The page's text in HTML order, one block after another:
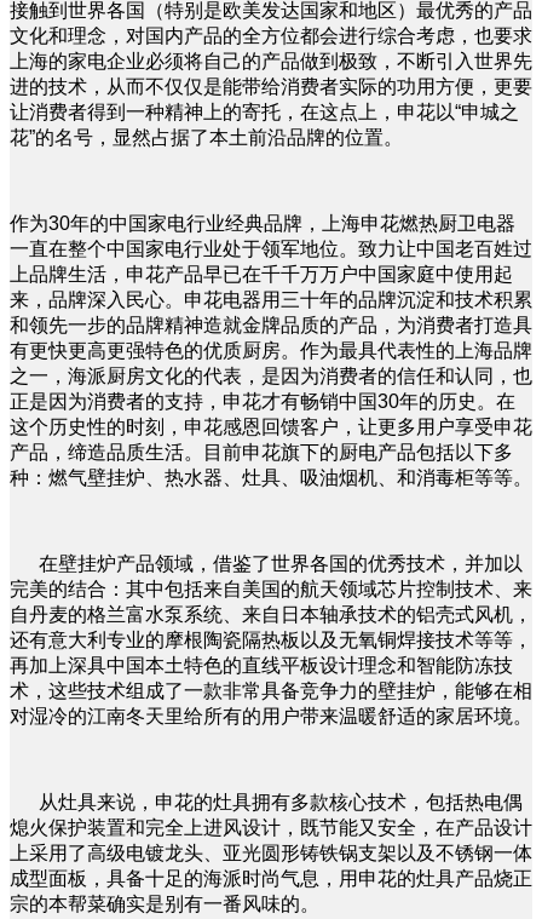
接触到世界各国（特别是欧美发达国家和地区）最优秀的产品
文化和理念，对国内产品的全方位都会进行综合考虑，也要求
上海的家电企业必须将自己的产品做到极致，不断引入世界先
进的技术，从而不仅仅是能带给消费者实际的功用方便，更要
让消费者得到一种精神上的寄托，在这点上，申花以“申城之
花”的名号，显然占据了本土前沿品牌的位置。
作为30年的中国家电行业经典品牌，上海申花燃热厨卫电器
一直在整个中国家电行业处于领军地位。致力让中国老百姓过
上品牌生活，申花产品早已在千千万万户中国家庭中使用起
来，品牌深入民心。申花电器用三十年的品牌沉淀和技术积累
和领先一步的品牌精神造就金牌品质的产品，为消费者打造具
有更快更高更强特色的优质厨房。作为最具代表性的上海品牌
之一，海派厨房文化的代表，是因为消费者的信任和认同，也
正是因为消费者的支持，申花才有畅销中国30年的历史。在
这个历史性的时刻，申花感恩回馈客户，让更多用户享受申花
产品，缔造品质生活。目前申花旗下的厨电产品包括以下多
种：燃气壁挂炉、热水器、灶具、吸油烟机、和消毒柜等等。
在壁挂炉产品领域，借鉴了世界各国的优秀技术，并加以
完美的结合：其中包括来自美国的航天领域芯片控制技术、来
自丹麦的格兰富水泵系统、来自日本轴承技术的铝壳式风机，
还有意大利专业的摩根陶瓷隔热板以及无氧铜焊接技术等等，
再加上深具中国本土特色的直线平板设计理念和智能防冻技
术，这些技术组成了一款非常具备竞争力的壁挂炉，能够在相
对湿冷的江南冬天里给所有的用户带来温暖舒适的家居环境。
从灶具来说，申花的灶具拥有多款核心技术，包括热电偶
熄火保护装置和完全上进风设计，既节能又安全，在产品设计
上采用了高级电镀龙头、亚光圆形铸铁锅支架以及不锈钢一体
成型面板，具备十足的海派时尚气息，用申花的灶具产品烧正
宗的本帮菜确实是别有一番风味的。